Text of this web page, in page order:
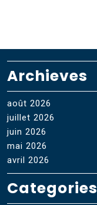
Archieves
août 2026
juillet 2026
juin 2026
mai 2026
avril 2026
Categories